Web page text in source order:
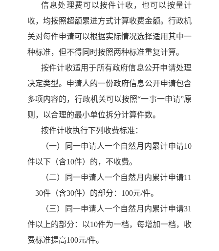
信息处理费可以按件计收，也可以按量计
收，均按照超额累进方式计算收费金额。行政机
关对每件申请可以根据实际情况选择适用其中一
种标准，但不得同时按照两种标准重复计算。
按件计收适用于所有政府信息公开申请处理
决定类型。申请人的一份政府信息公开申请包含
多项内容的，行政机关可以按照“一事一申请”原
则，以合理的最小单位拆分计算件数。
按件计收执行下列收费标准：
（一）同一申请人一个自然月内累计申请10
件以下（含10件）的，不收费。
（二）同一申请人一个自然月内累计申请11
—30件（含30件）的部分：100元/件。
（三）同一申请人一个自然月内累计申请31
件以上的部分：以10件为一档，每增加一档，收
费标准提高100元/件。